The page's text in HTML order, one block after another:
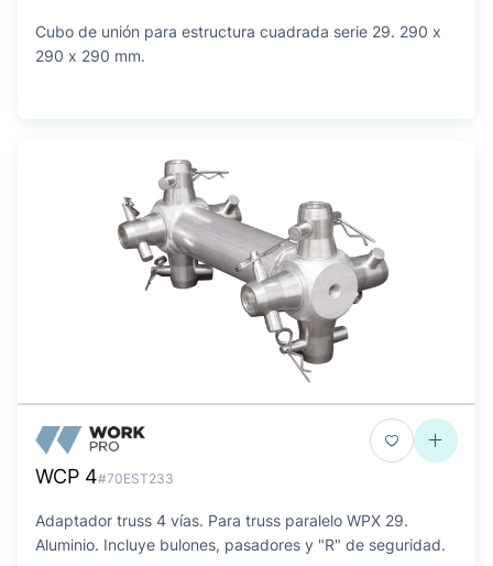
Cubo de unión para estructura cuadrada serie 29. 290 x
290 x 290 mm.
WCP 4#70EST233
Adaptador truss 4 vías. Para truss paralelo WPX 29.
Aluminio. Incluye bulones, pasadores y "R" de seguridad.